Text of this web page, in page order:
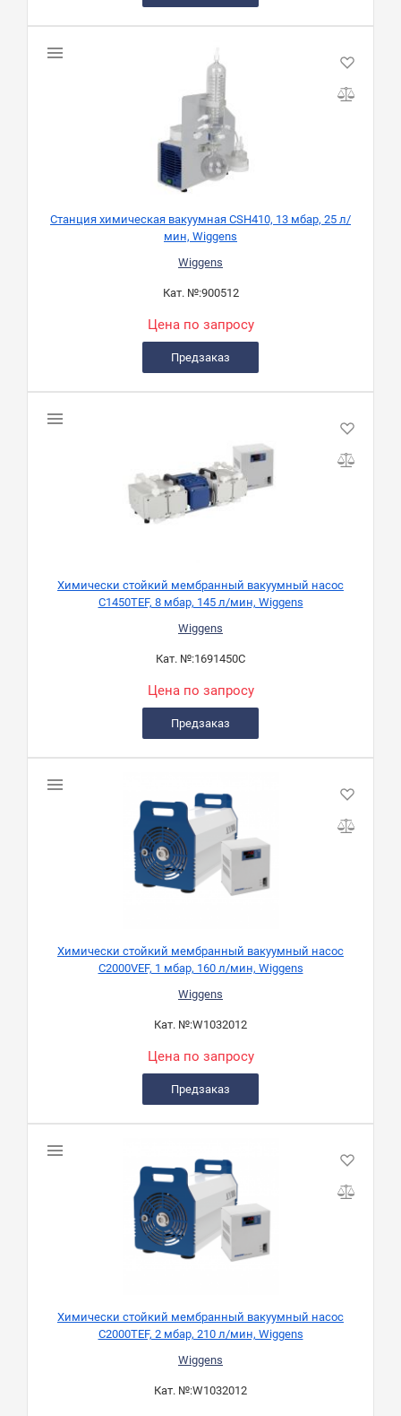
Станция химическая вакуумная CSH410, 13 мбар, 25 л/
мин, Wiggens
Wiggens
Кат. №:900512
Цена по запросу
Предзаказ
Химически стойкий мембранный вакуумный насос
C1450TEF, 8 мбар, 145 л/мин, Wiggens
Wiggens
Кат. №:1691450C
Цена по запросу
Предзаказ
Химически стойкий мембранный вакуумный насос
C2000VEF, 1 мбар, 160 л/мин, Wiggens
Wiggens
Кат. №:W1032012
Цена по запросу
Предзаказ
Химически стойкий мембранный вакуумный насос
C2000TEF, 2 мбар, 210 л/мин, Wiggens
Wiggens
Кат. №:W1032012